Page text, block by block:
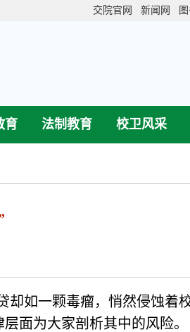
交院官网 新闻网
育 法制教育 校卫风采
如一颗毒瘤，悄然侵蚀着
面为大家剖析其中的风险。